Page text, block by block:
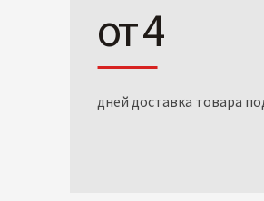
от 4
дней доставка товара